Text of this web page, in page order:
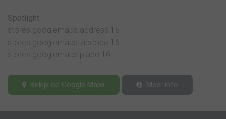
Spotlight
stores.googlemaps.address.16
stores.googlemaps.zipcode.16
stores.googlemaps.place.16
Bekijk op Google Maps Meer info